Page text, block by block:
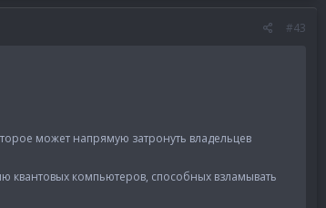
#43
может напрямую затронуть владельцев
квантовых компьютеров, способных взламывать